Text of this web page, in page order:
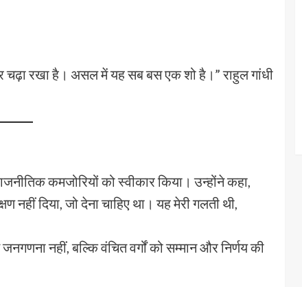
चढ़ा रखा है। असल में यह सब बस एक शो है।” राहुल गांधी
कमजोरियों को स्वीकार किया। उन्होंने कहा,
दिया, जो देना चाहिए था। यह मेरी गलती थी,
नहीं, बल्कि वंचित वर्गों को सम्मान और निर्णय की